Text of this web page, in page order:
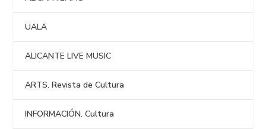
UALA
ALICANTE LIVE MUSIC
ARTS. Revista de Cultura
INFORMACIÓN. Cultura